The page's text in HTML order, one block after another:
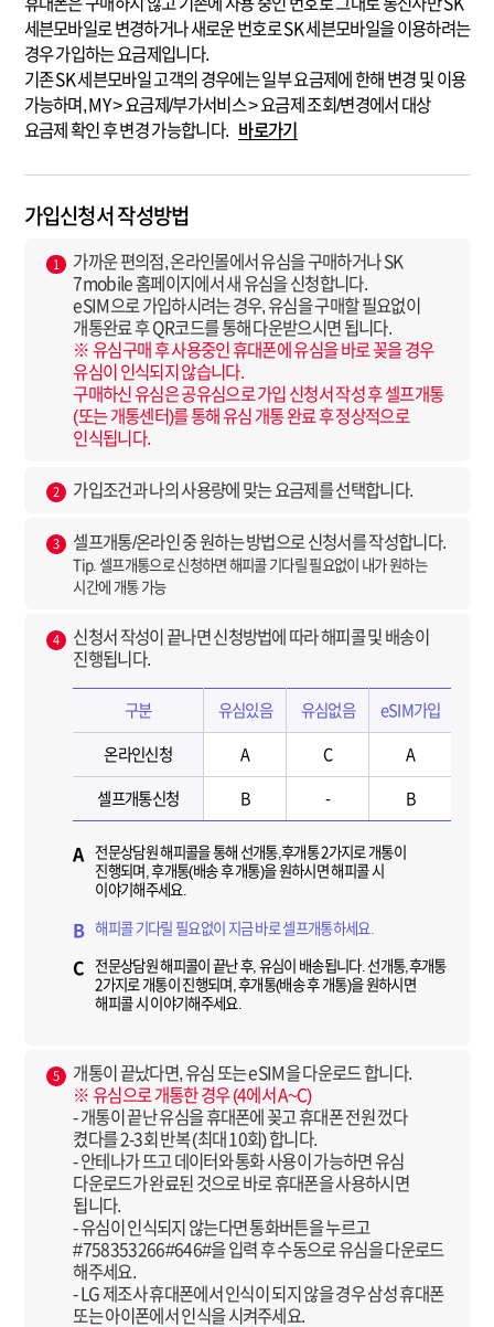
세븐모바일로 변경하거나 새로운 번호로 SK 세븐모바일을 이용하려는
경우 가입하는 요금제입니다.
기존 SK 세븐모바일 고객의 경우에는 일부 요금제에 한해 변경 및 이용
가능하며, MY > 요금제/부가서비스 > 요금제 조회/변경에서 대상
요금제 확인 후 변경 가능합니다.
바로가기
가입신청서 작성방법
1
가까운 편의점, 온라인몰에서 유심을 구매하거나 SK
7mobile 홈페이지에서 새 유심을 신청합니다.
eSIM으로 가입하시려는 경우, 유심을 구매할 필요없이
개통완료 후 QR코드를 통해 다운받으시면 됩니다.
※ 유심구매 후 사용중인 휴대폰에 유심을 바로 꽂을 경우
유심이 인식되지 않습니다.
구매하신 유심은 공유심으로 가입 신청서 작성 후 셀프개통
(또는 개통센터)를 통해 유심 개통 완료 후 정상적으로
인식됩니다.
2 가입조건과 나의 사용량에 맞는 요금제를 선택합니다.
3 셀프개통/온라인 중 원하는 방법으로 신청서를 작성합니다.
Tip. 셀프개통으로 신청하면 해피콜 기다릴 필요없이 내가 원하는
시간에 개통 가능
4
신청서 작성이 끝나면 신청방법에 따라 해피콜 및 배송이
진행됩니다.
구분 유심있음 유심없음 eSIM가입
온라인신청 A C A
셀프개통신청 B - B
A
전문상담원 해피콜을 통해 선개통,후개통 2가지로 개통이
진행되며, 후개통(배송 후 개통)을 원하시면 해피콜 시
이야기해주세요.
B 해피콜 기다릴 필요없이 지금 바로 셀프개통하세요.
C
전문상담원 해피콜이 끝난 후, 유심이 배송됩니다. 선개통,후개통
2가지로 개통이 진행되며, 후개통(배송 후 개통)을 원하시면
해피콜 시 이야기해주세요.
5
개통이 끝났다면, 유심 또는 eSIM을 다운로드 합니다.
※ 유심으로 개통한 경우 (4에서 A~C)
- 개통이 끝난 유심을 휴대폰에 꽂고 휴대폰 전원 껐다
켰다를 2-3회 반복 (최대 10회) 합니다.
- 안테나가 뜨고 데이터와 통화 사용이 가능하면 유심
다운로드가 완료된 것으로 바로 휴대폰을 사용하시면
됩니다.
- 유심이 인식되지 않는다면 통화버튼을 누르고
#758353266#646#을 입력 후 수동으로 유심을 다운로드
해주세요.
- LG 제조사 휴대폰에서 인식이 되지 않을 경우 삼성 휴대폰
또는 아이폰에서 인식을 시켜주세요.